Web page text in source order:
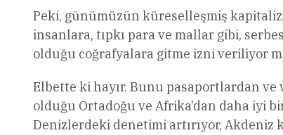
Peki, günümüzün küreselleşmiş
insanlara, tıpkı para ve mallar gibi,
olduğu coğrafyalara gitme izni veriliyor
Elbette ki hayır. Bunu pasaportlardan
olduğu Ortadoğu ve Afrika’dan daha iyi
Denizlerdeki denetimi artırıyor,